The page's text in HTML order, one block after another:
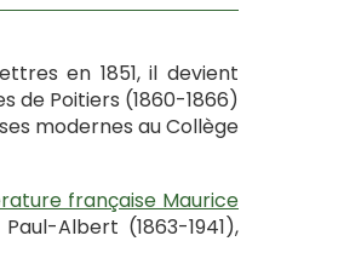
en 1851, il devient
de Poitiers (1860-1866)
modernes au Collège
française Maurice
Albert (1863-1941),